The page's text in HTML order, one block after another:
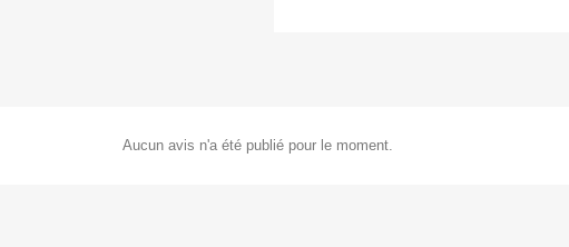
Aucun avis n'a été publié pour le moment.